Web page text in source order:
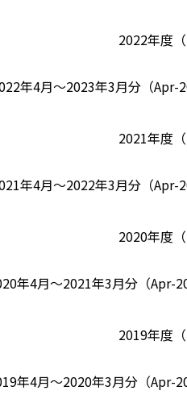
2022年度（
年4月～2023年3月分（Apr-
2021年度（
年4月～2022年3月分（Apr-
2020年度（
年4月～2021年3月分（Apr-
2019年度（
年4月～2020年3月分（Apr-